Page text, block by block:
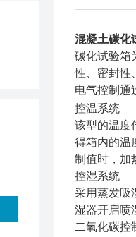
混凝土碳化
碳化试验箱
性、密封性
电气控制通
控温系统
该型的温度
得箱内的温
制值时，加
控湿系统
采用蒸发吸
湿器开启喷
二氧化碳控